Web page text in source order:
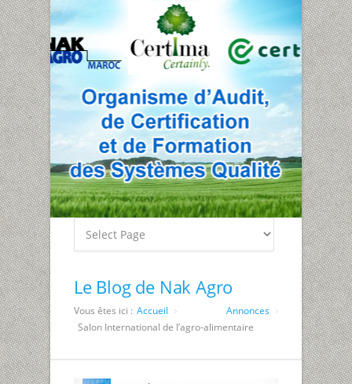
Le Blog de Nak Agro
Vous êtes ici : Accueil
Annonces
Salon International de l’agro-alimentaire